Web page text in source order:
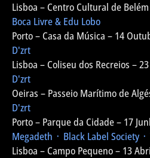
Lisboa – Centro Cultural de
Boca Livre & Edu Lobo
Porto – Casa da Música – 14
D'zrt
Lisboa – Coliseu dos Recreios –
D'zrt
Oeiras – Passeio Marítimo de
D'zrt
Porto – Parque da Cidade – 17
Megadeth ᛫ Black Label Society
Lisboa – Campo Pequeno – 13